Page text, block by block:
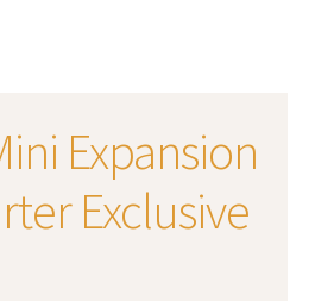
Expansion
Exclusive